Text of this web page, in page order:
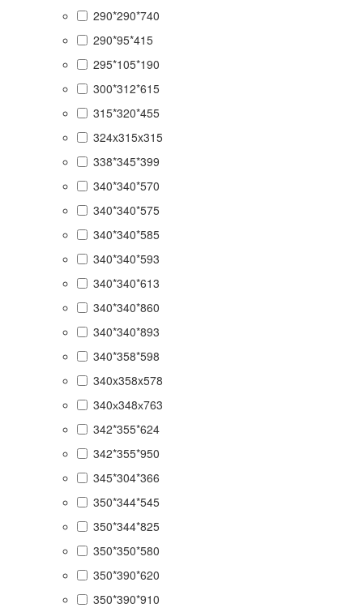
290*290*740
290*95*415
295*105*190
300*312*615
315*320*455
324x315x315
338*345*399
340*340*570
340*340*575
340*340*585
340*340*593
340*340*613
340*340*860
340*340*893
340*358*598
340x358x578
340х348х763
342*355*624
342*355*950
345*304*366
350*344*545
350*344*825
350*350*580
350*390*620
350*390*910